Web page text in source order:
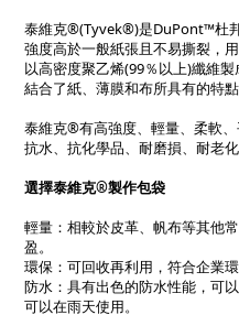
泰維克®(Tyvek®)是DuPont™杜
強度高於一般紙張且不易撕裂，
以高密度聚乙烯(99％以上)纖維
結合了紙、薄膜和布所具有的特點
泰維克®有高強度、輕量、柔軟、
抗水、抗化學品、耐磨損、耐老
選擇泰維克®製作包袋
輕量：相較於皮革、帆布等其他
盈。
環保：可回收再利用，符合企業環
防水：具有出色的防水性能，可
可以在雨天使用。